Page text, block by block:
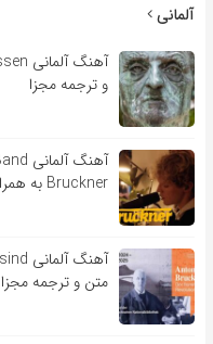
آلمانی
و ترجمه مجزا
Bruckner به همراه متن و ترجمه مجزا
متن و ترجمه مجزا